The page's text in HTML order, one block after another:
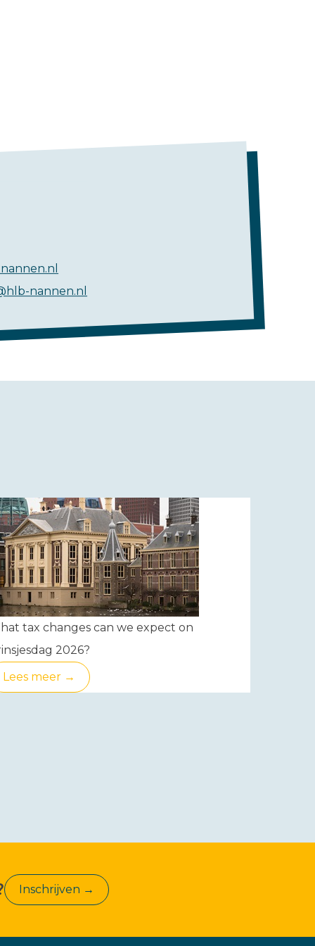
nannen.nl
tax changes can we expect on
2026?
Lees meer →
Inschrijven →